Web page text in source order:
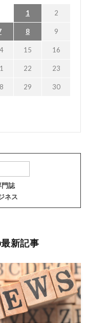
1 2
8 9
15 16
22 23
29 30
門誌
ネス
新記事